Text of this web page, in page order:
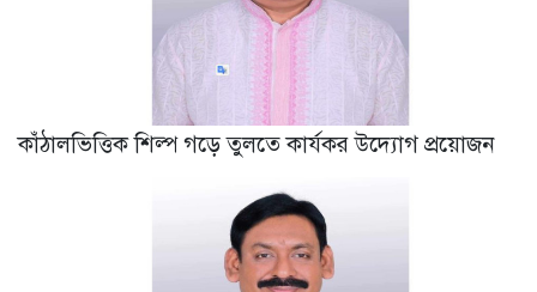
কাঁঠালভিত্তিক শিল্প গড়ে তুলতে কার্যকর উদ্যোগ প্রয়োজন